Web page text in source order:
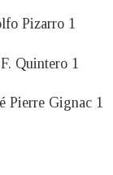
Pizarro 1
Quintero 1
Pierre Gignac 1